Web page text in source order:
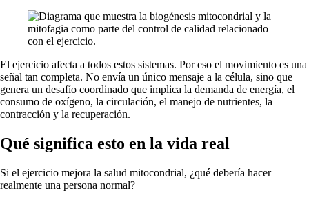
El ejercicio afecta a todos estos sistemas. Por eso el movimiento es una
señal tan completa. No envía un único mensaje a la célula, sino que
genera un desafío coordinado que implica la demanda de energía, el
consumo de oxígeno, la circulación, el manejo de nutrientes, la
contracción y la recuperación.
Qué significa esto en la vida real
Si el ejercicio mejora la salud mitocondrial, ¿qué debería hacer
realmente una persona normal?